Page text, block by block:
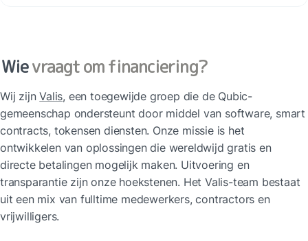
Wie vraagt om financiering?
Wij zijn Valis, een toegewijde groep die de Qubic-
gemeenschap ondersteunt door middel van software, smart
contracts, tokensen diensten. Onze missie is het
ontwikkelen van oplossingen die wereldwijd gratis en
directe betalingen mogelijk maken. Uitvoering en
transparantie zijn onze hoekstenen. Het Valis-team bestaat
uit een mix van fulltime medewerkers, contractors en
vrijwilligers.